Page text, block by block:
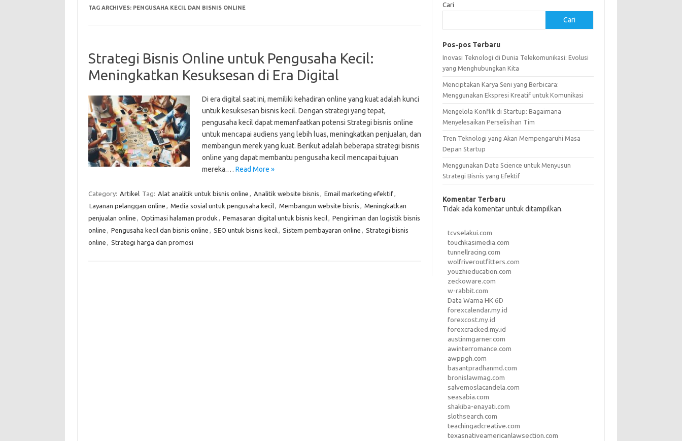
TAG ARCHIVES: PENGUSAHA KECIL DAN BISNIS ONLINE
Strategi Bisnis Online untuk Pengusaha Kecil:
Meningkatkan Kesuksesan di Era Digital
Di era digital saat ini, memiliki kehadiran online yang kuat adalah kunci
untuk kesuksesan bisnis kecil. Dengan strategi yang tepat,
pengusaha kecil dapat memanfaatkan potensi Strategi bisnis online
untuk mencapai audiens yang lebih luas, meningkatkan penjualan, dan
membangun merek yang kuat. Berikut adalah beberapa strategi bisnis
online yang dapat membantu pengusaha kecil mencapai tujuan
mereka.… Read More »
Category: Artikel Tag: Alat analitik untuk bisnis online , Analitik website bisnis , Email marketing efektif,
Layanan pelanggan online , Media sosial untuk pengusaha kecil, Membangun website bisnis , Meningkatkan
penjualan online , Optimasi halaman produk , Pemasaran digital untuk bisnis kecil, Pengiriman dan logistik bisnis
online , Pengusaha kecil dan bisnis online , SEO untuk bisnis kecil, Sistem pembayaran online , Strategi bisnis
online , Strategi harga dan promosi
Cari
Cari
Pos-pos Terbaru
Inovasi Teknologi di Dunia Telekomunikasi: Evolusi
yang Menghubungkan Kita
Menciptakan Karya Seni yang Berbicara:
Menggunakan Ekspresi Kreatif untuk Komunikasi
Mengelola Konflik di Startup: Bagaimana
Menyelesaikan Perselisihan Tim
Tren Teknologi yang Akan Mempengaruhi Masa
Depan Startup
Menggunakan Data Science untuk Menyusun
Strategi Bisnis yang Efektif
Komentar Terbaru
Tidak ada komentar untuk ditampilkan.
tcvselakui.com
touchkasimedia.com
tunnellracing.com
wolfriveroutfitters.com
youzhieducation.com
zeckoware.com
w-rabbit.com
Data Warna HK 6D
forexcalendar.my.id
forexcost.my.id
forexcracked.my.id
austinmgarner.com
awinterromance.com
awppgh.com
basantpradhanmd.com
bronislawmag.com
salvemoslacandela.com
seasabia.com
shakiba-enayati.com
slothsearch.com
teachingadcreative.com
texasnativeamericanlawsection.com